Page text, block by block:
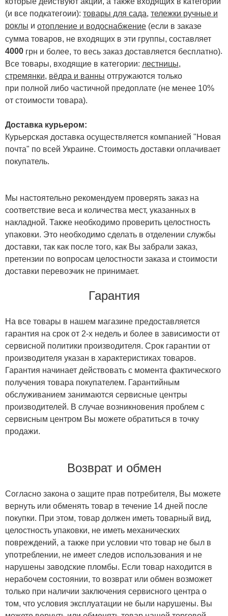
(и все подкатегоии): товары для сада, тележки ручные и
роклы и отопление и водоснабжение (если в заказе
сумма товаров, не входящих в эти группы, составляет
4000 грн и более, то весь заказ доставляется бесплатно).
Все товары, входящие в категории: лестницы,
стремянки, вёдра и ванны отгружаются только
при полной либо частичной предоплате (не менее 10%
от стоимости товара).
Доставка курьером:
Курьерская доставка осуществляется компанией "Новая
почта" по всей Украине. Стоимость доставки оплачивает
покупатель.
Мы настоятельно рекомендуем проверять заказ на
соответствие веса и количества мест, указанных в
накладной. Также необходимо проверить целостность
упаковки. Это необходимо сделать в отделении службы
доставки, так как после того, как Вы забрали заказ,
претензии по вопросам целостности заказа и стоимости
доставки перевозчик не принимает.
Гарантия
На все товары в нашем магазине предоставляется
гарантия на срок от 2-х недель и более в зависимости от
сервисной политики производителя. Срок гарантии от
производителя указан в характеристиках товаров.
Гарантия начинает действовать с момента фактического
получения товара покупателем. Гарантийным
обслуживанием занимаются сервисные центры
производителей. В случае возникновения проблем с
сервисным центром Вы можете обратиться в точку
продажи.
Возврат и обмен
Согласно закона о защите прав потребителя, Вы можете
вернуть или обменять товар в течение 14 дней после
покупки. При этом, товар должен иметь товарный вид,
целостность упаковки, не иметь механических
повреждений, а также при условии что товар не был в
употреблении, не имеет следов использования и не
нарушены заводские пломбы. Если товар находится в
нерабочем состоянии, то возврат или обмен возможет
только при наличии заключения сервисного центра о
том, что условия эксплуатации не были нарушены. Вы